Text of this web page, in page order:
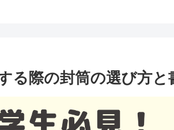
る際の封筒の選び方と